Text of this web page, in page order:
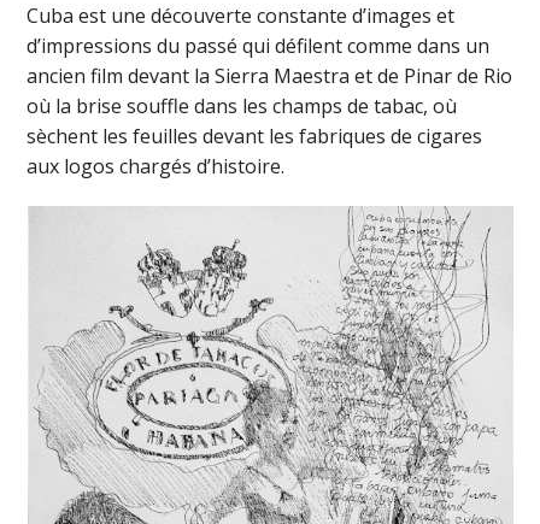
Cuba est une découverte constante d’images et
d’impressions du passé qui défilent comme dans un
ancien film devant la Sierra Maestra et de Pinar de Rio
où la brise souffle dans les champs de tabac, où
sèchent les feuilles devant les fabriques de cigares
aux logos chargés d’histoire.